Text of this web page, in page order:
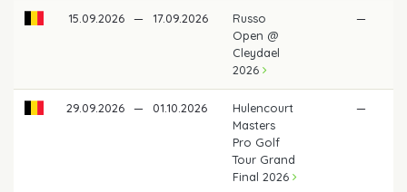
15.09.2026 — 17.09.2026
Russo
Open @
Cleydael
2026
—
29.09.2026 — 01.10.2026
Hulencourt
Masters
Pro Golf
Tour Grand
Final 2026
—